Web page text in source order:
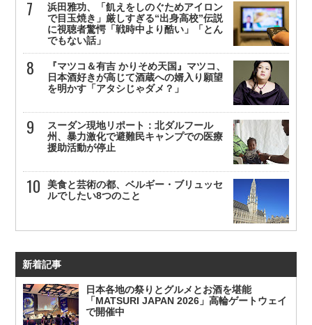
浜田雅功、「飢えをしのぐためアイロン
で目玉焼き」厳しすぎる“出身高校”伝説
に視聴者驚愕「戦時中より酷い」「とん
でもない話」
『マツコ＆有吉 かりそめ天国』マツコ、
日本酒好きが高じて酒蔵への婿入り願望
を明かす「アタシじゃダメ？」
スーダン現地リポート：北ダルフール
州、暴力激化で避難民キャンプでの医療
援助活動が停止
美食と芸術の都、ベルギー・ブリュッセ
ルでしたい8つのこと
新着記事
日本各地の祭りとグルメとお酒を堪能
「MATSURI JAPAN 2026」高輪ゲートウェイ
で開催中